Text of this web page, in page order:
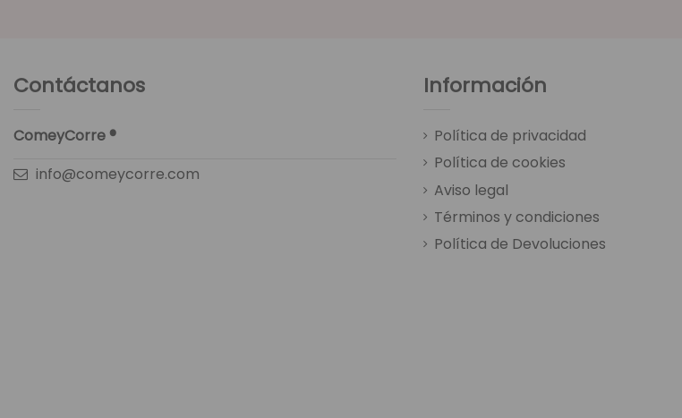
Contáctanos
ComeyCorre ®
info@comeycorre.com
Información
Política de privacidad
Política de cookies
Aviso legal
Términos y condiciones
Política de Devoluciones